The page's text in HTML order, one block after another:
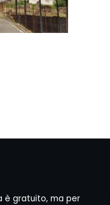
è gratuito, ma per